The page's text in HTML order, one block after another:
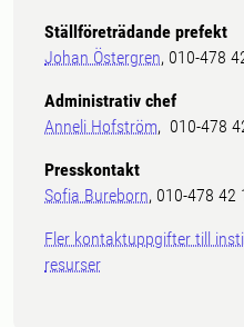
Ställföreträdande prefekt
Johan Östergren, 010-478
Administrativ chef
Anneli Hofström, 010-478
Presskontakt
Sofia Bureborn, 010-478 42
Fler kontaktuppgifter till
resurser